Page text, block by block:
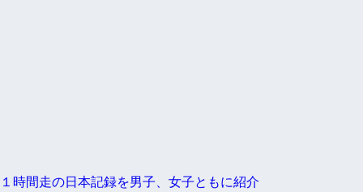
１時間走の日本記録を男子、女子ともに紹介